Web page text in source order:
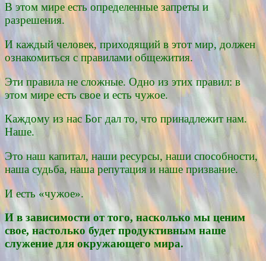
В этом мире есть определенные запреты и
разрешения.
И каждый человек, приходящий в этот мир, должен
ознакомиться с правилами общежития.
Эти правила не сложные. Одно из этих правил: в
этом мире есть свое и есть чужое.
Каждому из нас Бог дал то, что принадлежит нам.
Наше.
Это наш капитал, наши ресурсы, наши способности,
наша судьба, наша репутация и наше призвание.
И есть «чужое».
И в зависимости от того, насколько мы ценим
свое, настолько будет продук­тивным наше
служение для окружающего мира.